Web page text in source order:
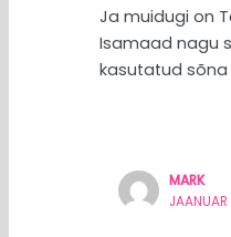
Ja muidugi on
Isamaad nagu
kasutatud sõna
MARK